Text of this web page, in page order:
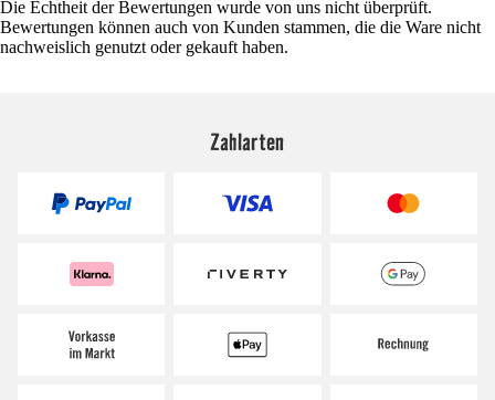
Die Echtheit der Bewertungen wurde von uns nicht überprüft.
Bewertungen können auch von Kunden stammen, die die Ware nicht
nachweislich genutzt oder gekauft haben.
Zahlarten